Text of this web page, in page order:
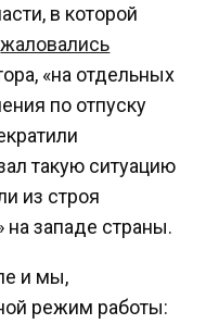
в которой
жаловались
«на отдельных
по отпуску
такую ситуацию
из строя
на западе страны.
и мы,
режим работы: